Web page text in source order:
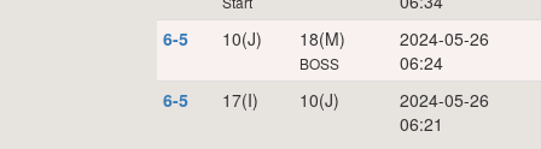
6-5
10(J) 18(M)
BOSS
2024-05-26
06:24
6-5
17(I) 10(J)
2024-05-26
06:21